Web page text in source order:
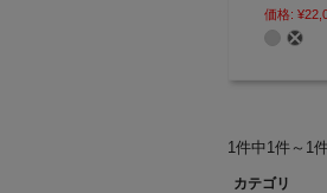
け感を演
バッグ【
価格:
1件中1件～1
カテゴリ